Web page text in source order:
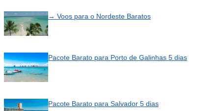
→ Voos para o Nordeste Baratos
Pacote Barato para Porto de Galinhas 5 dias
Pacote Barato para Salvador 5 dias